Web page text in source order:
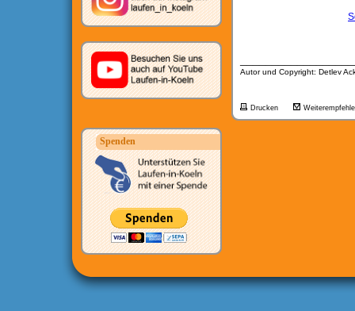
Spenden
Autor und Copyright: Detlev
Drucken